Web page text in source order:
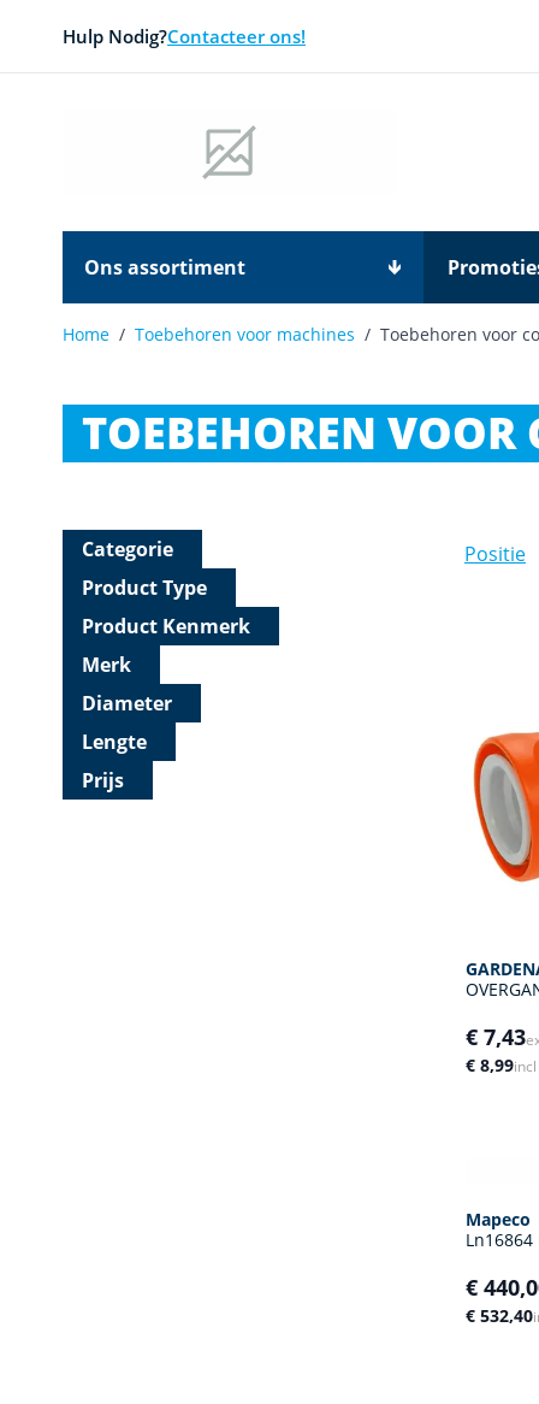
Hulp Nodig?Contacteer ons!
Ons assortiment
Home / Toebehoren voor machines / Toebehoren voor
TOEBEHOREN VOOR
Categorie
Product Type
Product Kenmerk
Merk
Diameter
Lengte
Prijs
€ 7,43
€ 8,99
Mapeco
€
€ 532,40